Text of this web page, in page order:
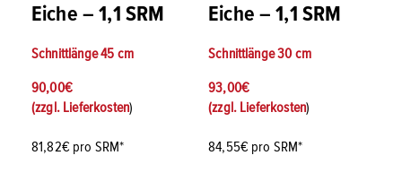
Eiche – 1,1 SRM
Schnittlänge45 cm
90,00€
(zzgl. Lieferkosten)
81,82€ pro SRM*
Eiche – 1,1 SRM
Schnittlänge30 cm
93,00€
(zzgl. Lieferkosten)
84,55€ pro SRM*